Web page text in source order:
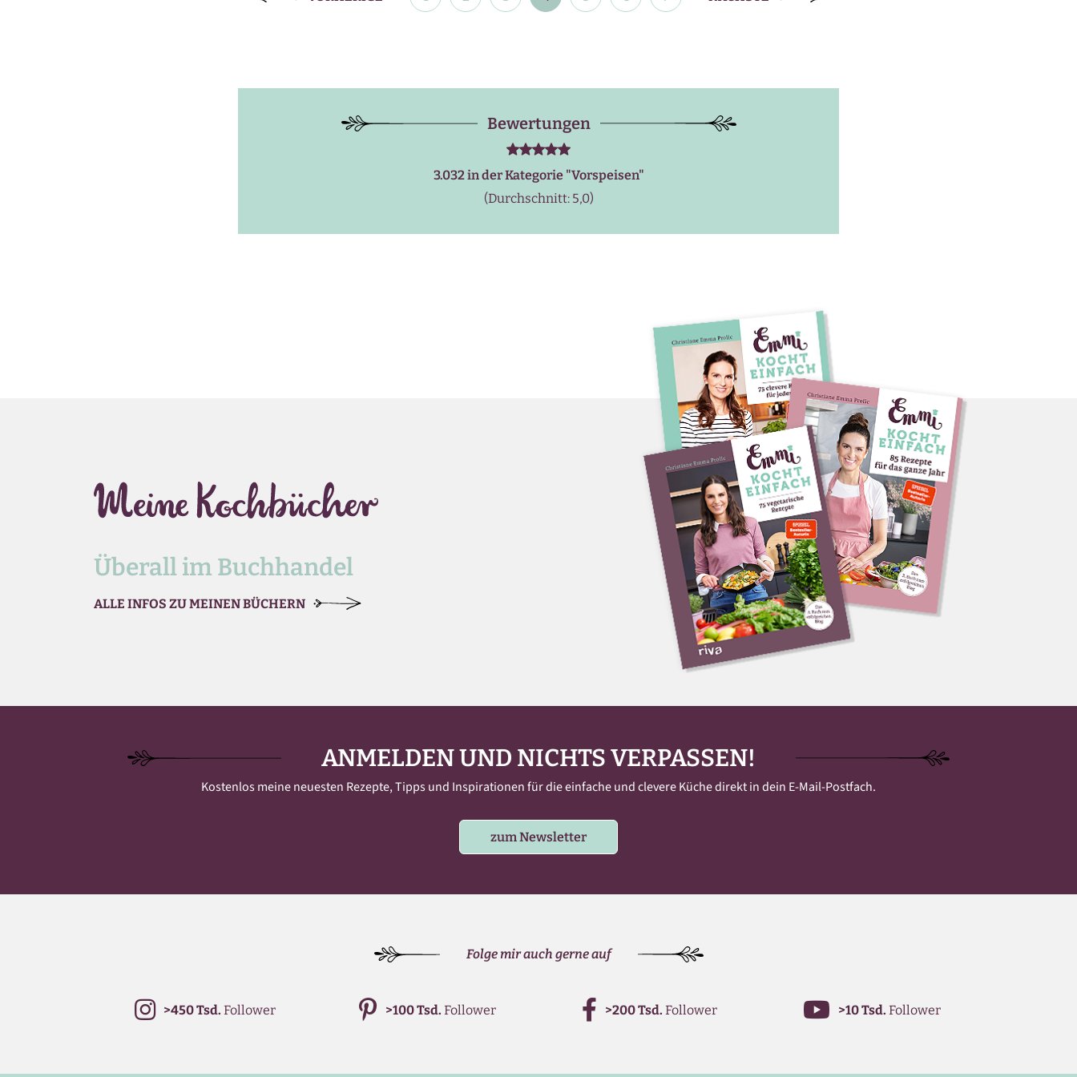
Bewertungen
3.032 in der Kategorie "Vorspeisen"
(Durchschnitt: 5,0)
Überall im Buchhandel
ALLE INFOS ZU MEINEN BÜCHERN
ANMELDEN UND NICHTS VERPASSEN!
Kostenlos meine neuesten Rezepte, Tipps und Inspirationen für die einfache und clevere Küche direkt in dein E-Mail-Postfach.
zum Newsletter
Folge mir auch gerne auf
>450 Tsd. Follower >100 Tsd. Follower >200 Tsd. Follower >10 Tsd. Follower